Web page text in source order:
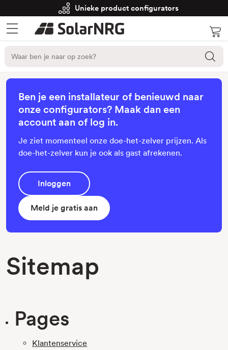
Unieke product configurators
Ben je een installateur of benieuwd naar
onze configurators? Maak dan een
account aan of log in.
Je ziet momenteel onze doe-het-zelver prijzen. Als
doe-het-zelver kun je ook als gast afrekenen.
Inloggen
Meld je gratis aan
Sitemap
Pages
Klantenservice